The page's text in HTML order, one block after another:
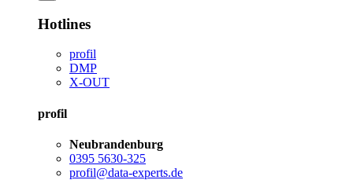
Hotlines
profil
DMP
X-OUT
profil
Neubrandenburg
0395 5630-325
profil@data-experts.de